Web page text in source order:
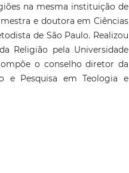
na mesma instituição de
e doutora em Ciências
de São Paulo. Realizou
Religião pela Universidade
o conselho diretor da
e Pesquisa em Teologia e